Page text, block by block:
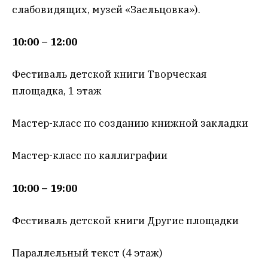
слабовидящих, музей «Заельцовка»).
10:00 – 12:00
Фестиваль детской книги Творческая
площадка, 1 этаж
Мастер-класс по созданию книжной закладки
Мастер-класс по каллиграфии
10:00 – 19:00
Фестиваль детской книги Другие площадки
Параллельный текст (4 этаж)